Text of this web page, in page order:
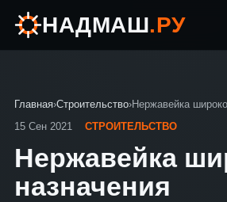
НАДМАШ.РУ
Главная›Строительство›Нержавейка
15 Сен 2021
СТРОИТЕЛЬСТВО
Нержавейка
назначения